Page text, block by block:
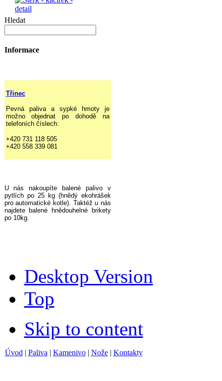
Hledat
Informace
Třinec
Pevná paliva a sypké hmoty je
možno objednat po dohodě na
telefoních číslech:
+420 731 118 505
+420 558 339 081
U nás nakoupíte balené palivo v
pytlích po 25 kg (hnědý ekohrášek
pro automatické kotle). Taktéž u nás
najdete balené hnědouhelné brikety
po 10kg.
Desktop Version
Top
Skip to content
Úvod | Paliva | Kamenivo| Nože| Kontakty